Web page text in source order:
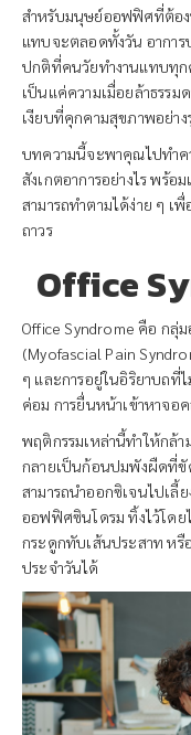
สำหรับมนุษย์ออฟฟิศที่ต้อง
แทบจะตลอดทั้งวัน อาการ
ปกติที่คนวัยทำงานแทบทุ
เป็นแค่ความเมื่อยล้าธรร
เงียบที่คุกคามสุขภาพอย่าง
บทความนี้จะพาคุณไปทำค
สังเกตอาการอย่างไร พร้
สามารถทำตามได้ง่าย ๆ
ถาวร
Office
Office Syndrome คือ กลุ่
(Myofascial Pain
ๆ และการอยู่ในอิริยาบถที่
ค่อม การยื่นหน้าเข้าหาจอ
พฤติกรรมเหล่านี้ทำให้กล้า
กลายเป็นก้อนปมพังผืดที่ขั
สามารถนำออกซิเจนไปเลี้
ออฟฟิศซินโดรม ทิ้งไว้โดย
กระดูกทับเส้นประสาท หรื
ประจำวันได้